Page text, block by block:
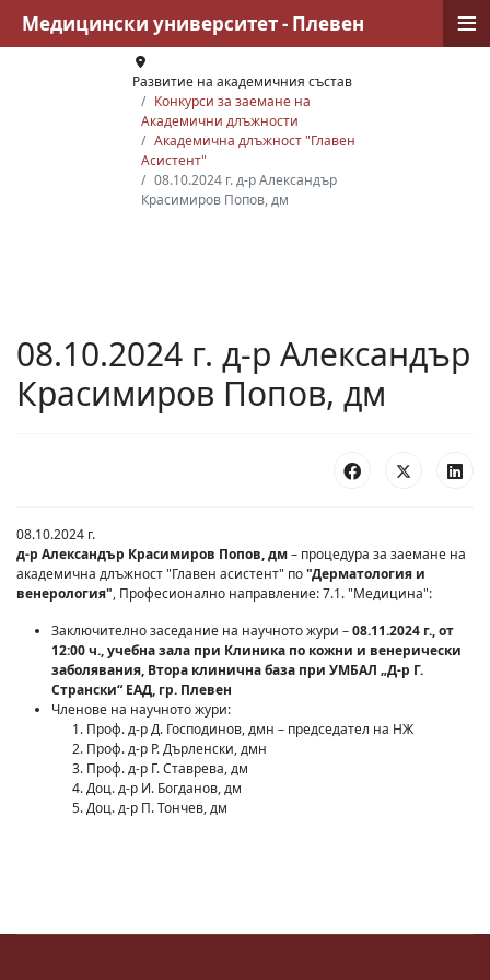
Развитие на академичния състав
Конкурси за заемане на
Академични длъжности
Академична длъжност "Главен
Асистент"
08.10.2024 г. д-р Александър
Красимиров Попов, дм
08.10.2024 г. д-р Александър
Красимиров Попов, дм
08.10.2024 г.
д-р Александър Красимиров Попов, дм– процедура за заемане на
академична длъжност "Главен асистент" по"Дерматология и
венерология", Професионално направление: 7.1. "Медицина":
Заключително заседание на научното жури –08.11.2024 г., от
12:00 ч., учебна зала при Клиника по кожни и венерически
заболявания, Втора клинична база при УМБАЛ „Д-р Г.
Странски“ ЕАД, гр. Плевен
Членове на научното жури:
Проф. д-р Д. Господинов, дмн – председател на НЖ
Проф. д-р Р. Дърленски, дмн
Проф. д-р Г. Ставрева, дм
Доц. д-р И. Богданов, дм
Доц. д-р П. Тончев, дм
Медицински университет - Плевен ≡